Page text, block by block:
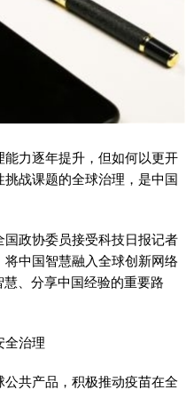
能力逐年提升，但如何以更开
挑战课题的全球治理，是中国
政协委员接受科技日报记者
中国智慧融入全球创新网络
、分享中国经验的重要路
全治理
共产品，积极推动疫苗在全